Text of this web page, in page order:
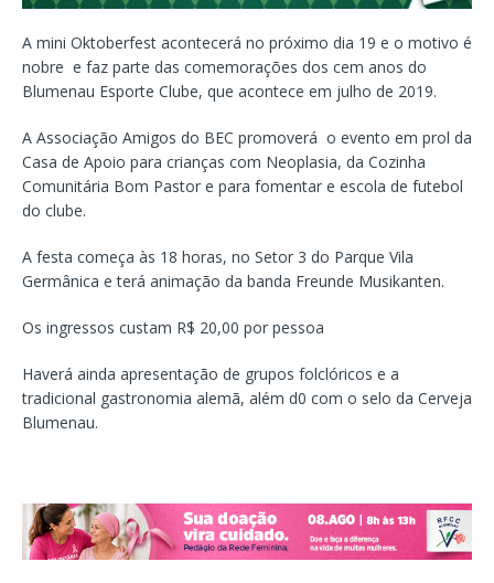
A mini Oktoberfest acontecerá no próximo dia 19 e o motivo é
nobre e faz parte das comemorações dos cem anos do
Blumenau Esporte Clube, que acontece em julho de 2019.
A Associação Amigos do BEC promoverá o evento em prol da
Casa de Apoio para crianças com Neoplasia, da Cozinha
Comunitária Bom Pastor e para fomentar e escola de futebol
do clube.
A festa começa às 18 horas, no Setor 3 do Parque Vila
Germânica e terá animação da banda Freunde Musikanten.
Os ingressos custam R$ 20,00 por pessoa
Haverá ainda apresentação de grupos folclóricos e a
tradicional gastronomia alemã, além d0 com o selo da Cerveja
Blumenau.